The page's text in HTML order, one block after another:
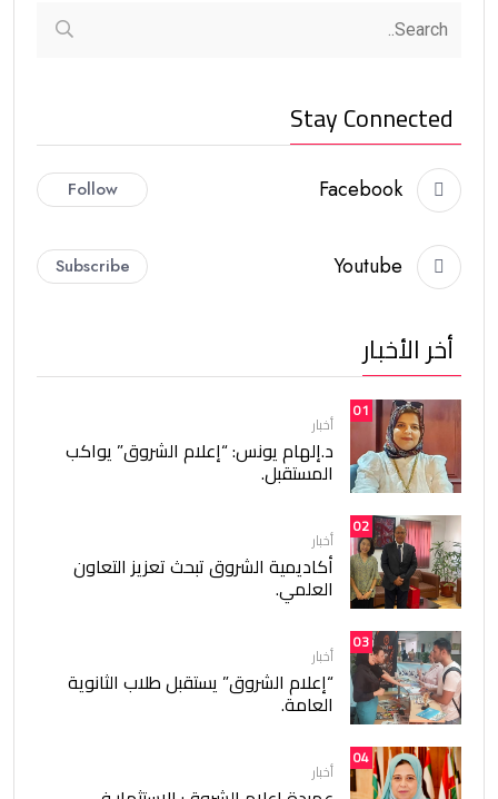
Stay Connected
Facebook
Follow
Youtube
Subscribe
أخر الأخبار
01
أخبار
د.إلهام يونس: “إعلام الشروق” يواكب
المستقبل.
02
أخبار
أكاديمية الشروق تبحث تعزيز التعاون
العلمي.
03
أخبار
“إعلام الشروق” يستقبل طلاب الثانوية
العامة.
04
أخبار